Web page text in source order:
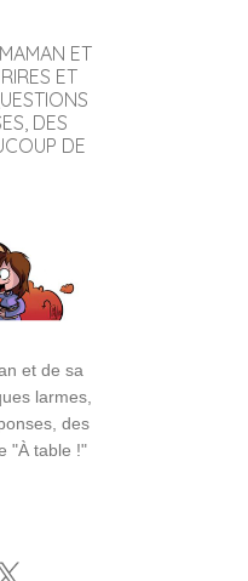
ET
ET
DES
DE
et de sa
larmes,
des
"À table !"